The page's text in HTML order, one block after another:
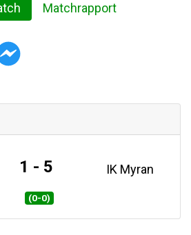
Matchrapport
1 - 5 IK Myran
(0-0)